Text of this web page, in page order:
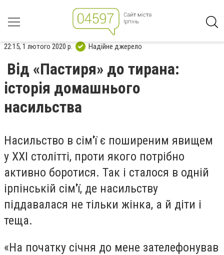
22:15, 1 лютого 2020 р. Надійне джерело
Від «Пастиря» до тирана:
історія домашнього
насильства
Насильство в сім'ї є поширеним явищем
у ХХІ столітті, проти якого потрібно
активно боротися. Так і сталося в одній
ірпінській сім'ї, де насильству
піддавалася не тільки жінка, а й діти і
теща.
«На початку січня до мене зателефонував